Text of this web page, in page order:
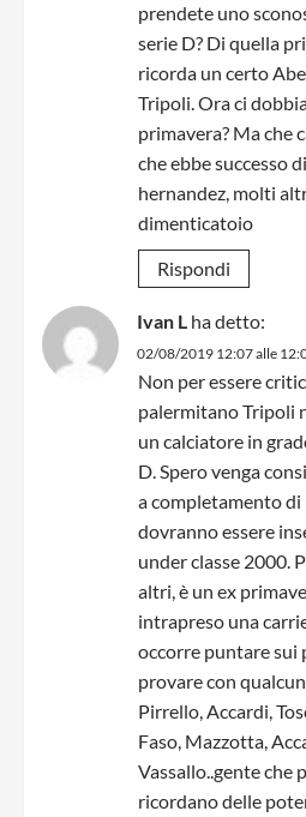
prendete uno
serie D? Di quella
ricorda un certo
Tripoli. Ora ci
primavera? Ma che
che ebbe successo
hernandez, molti
dimenticatoio
Rispondi
Ivan L ha detto:
02/08/2019 12:07 alle
Non per essere
palermitano Tripoli
un calciatore in
D. Spero venga
a completamento
dovranno essere
under classe 2000.
altri, è un ex
intrapreso una
occorre puntare sui
provare con
Pirrello, Accardi,
Faso, Mazzotta,
Vassallo..gente che
ricordano delle